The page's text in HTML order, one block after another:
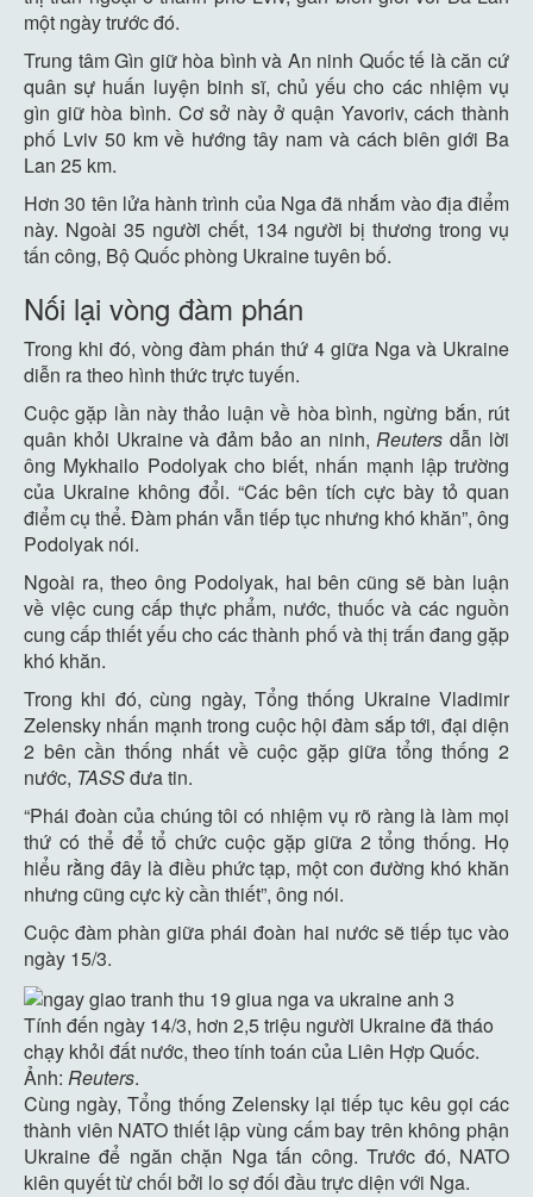
một ngày trước đó.
Trung tâm Gìn giữ hòa bình và An ninh Quốc tế là căn cứ
quân sự huấn luyện binh sĩ, chủ yếu cho các nhiệm vụ
gìn giữ hòa bình. Cơ sở này ở quận Yavoriv, cách thành
phố Lviv 50 km về hướng tây nam và cách biên giới Ba
Lan 25 km.
Hơn 30 tên lửa hành trình của Nga đã nhắm vào địa điểm
này. Ngoài 35 người chết, 134 người bị thương trong vụ
tấn công, Bộ Quốc phòng Ukraine tuyên bố.
Nối lại vòng đàm phán
Trong khi đó, vòng đàm phán thứ 4 giữa Nga và Ukraine
diễn ra theo hình thức trực tuyến.
Cuộc gặp lần này thảo luận về hòa bình, ngừng bắn, rút
quân khỏi Ukraine và đảm bảo an ninh,Reuters dẫn lời
ông Mykhailo Podolyak cho biết, nhấn mạnh lập trường
của Ukraine không đổi. “Các bên tích cực bày tỏ quan
điểm cụ thể. Đàm phán vẫn tiếp tục nhưng khó khăn”, ông
Podolyak nói.
Ngoài ra, theo ông Podolyak, hai bên cũng sẽ bàn luận
về việc cung cấp thực phẩm, nước, thuốc và các nguồn
cung cấp thiết yếu cho các thành phố và thị trấn đang gặp
khó khăn.
Trong khi đó, cùng ngày, Tổng thống Ukraine Vladimir
Zelensky nhấn mạnh trong cuộc hội đàm sắp tới, đại diện
2 bên cần thống nhất về cuộc gặp giữa tổng thống 2
nước, TASSđưa tin.
“Phái đoàn của chúng tôi có nhiệm vụ rõ ràng là làm mọi
thứ có thể để tổ chức cuộc gặp giữa 2 tổng thống. Họ
hiểu rằng đây là điều phức tạp, một con đường khó khăn
nhưng cũng cực kỳ cần thiết”, ông nói.
Cuộc đàm phàn giữa phái đoàn hai nước sẽ tiếp tục vào
ngày 15/3.
Tính đến ngày 14/3, hơn 2,5 triệu người Ukraine đã tháo
chạy khỏi đất nước, theo tính toán của Liên Hợp Quốc.
Ảnh: Reuters.
Cùng ngày, Tổng thống Zelensky lại tiếp tục kêu gọi các
thành viên NATO thiết lập vùng cấm bay trên không phận
Ukraine để ngăn chặn Nga tấn công. Trước đó, NATO
kiên quyết từ chối bởi lo sợ đối đầu trực diện với Nga.